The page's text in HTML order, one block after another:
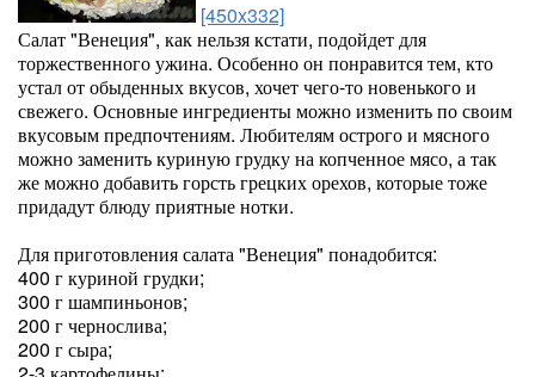
[450x332]
Салат "Венеция", как нельзя кстати, подойдет для
торжественного ужина. Особенно он понравится тем, кто
устал от обыденных вкусов, хочет чего-то новенького и
свежего. Основные ингредиенты можно изменить по своим
вкусовым предпочтениям. Любителям острого и мясного
можно заменить куриную грудку на копченное мясо, а так
же можно добавить горсть грецких орехов, которые тоже
придадут блюду приятные нотки.
Для приготовления салата "Венеция" понадобится:
400 г куриной грудки;
300 г шампиньонов;
200 г чернослива;
200 г сыра;